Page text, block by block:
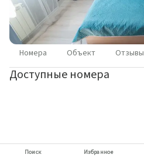
Номера Объект Отзывы
Доступные номера
Поиск Избранное